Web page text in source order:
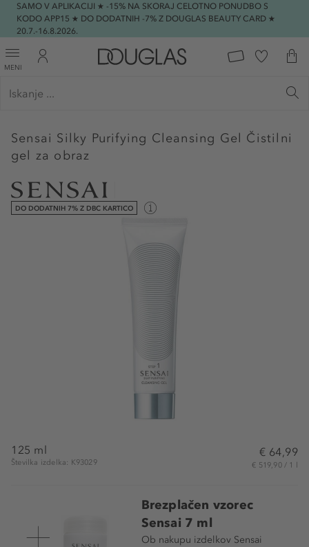
SAMO V APLIKACIJI ★ -15% NA SKORAJ CELOTNO PONUDBO S
KODO APP15 ★ DO DODATNIH -7% Z DOUGLAS BEAUTY CARD ★
20.7.-16.8.2026.
MENI
Sensai Silky Purifying Cleansing Gel Čistilni
gel za obraz
DO DODATNIH 7% Z DBC KARTICO
125 ml
Številka izdelka: K93029
€ 64,99
€ 519,90 / 1 l
Brezplačen vzorec
Sensai 7 ml
Ob nakupu izdelkov Sensai